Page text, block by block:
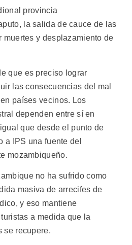
provincia
la salida de cauce de las
muertes y desplazamiento de
que es preciso lograr
las consecuencias del mal
países vecinos. Los
dependen entre sí en
que desde el punto de
a IPS una fuente del
mozambiqueño.
no ha sufrido como
masiva de arrecifes de
y eso mantiene
a medida que la
se recupere.